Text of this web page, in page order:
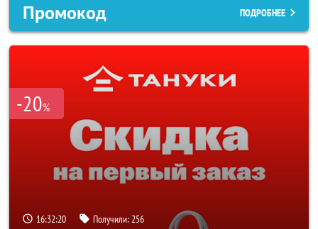
Промокод ПОДРОБНЕЕ
-20%
16:32:20 Получили:256